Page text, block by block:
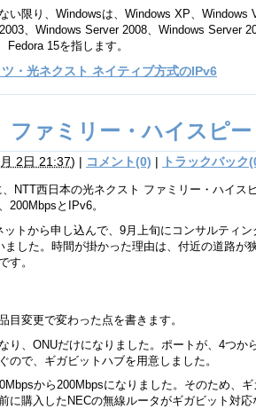
い限り、Windowsは、Windows XP、Windows
、Windows Server 2008、Windows Server
Fedora 15を指します。
・光ネクスト ネイティブ方式のIPv6
ファミリー・ハイスピ
2日 21:37) | コメント(0) | トラックバック
、NTT西日本の光ネクスト ファミリー・ハイス
200MbpsとIPv6。
ットから申し込んで、9月上旬にコンサルティ
ました。時間が掛かった理由は、付近の道路が
す。
目変更で変わった点を書きます。
り、ONUだけになりました。ポートが、4つか
ので、ギガビットハブを用意しました。
から200Mbpsになりました。そのため、
に購入したNECの無線ルータがギガビット対